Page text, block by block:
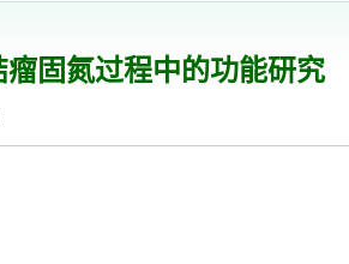
固氮过程中的功能研究